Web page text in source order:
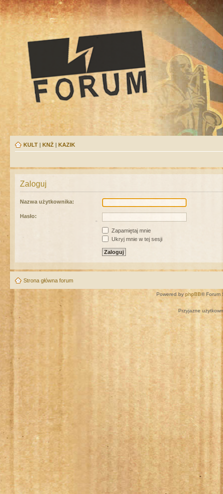
KULT | KNŻ | KAZIK
Zaloguj
Nazwa użytkownika:
Hasło:
Zapamiętaj mnie
Ukryj mnie w tej sesji
Strona główna forum
Powered by phpBB® Forum
Przyjazne